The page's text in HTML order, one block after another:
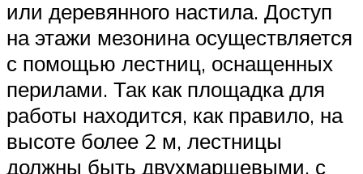
или деревянного настила. Доступ
на этажи мезонина осуществляется
с помощью лестниц, оснащенных
перилами. Так как площадка для
работы находится, как правило, на
высоте более 2 м, лестницы
должны быть двухмаршевыми, с